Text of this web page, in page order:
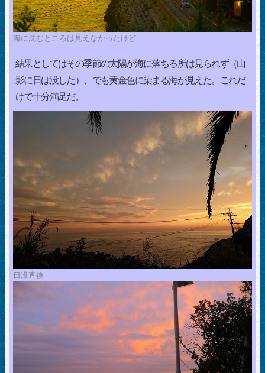
海に沈むところは見えなかったけど
結果としてはその季節の太陽が海に落ちる所は見られず（山
影に日は没した）、でも黄金色に染まる海が見えた。これだ
けで十分満足だ。
日没直後